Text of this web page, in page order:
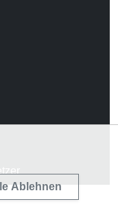
Ablehnen